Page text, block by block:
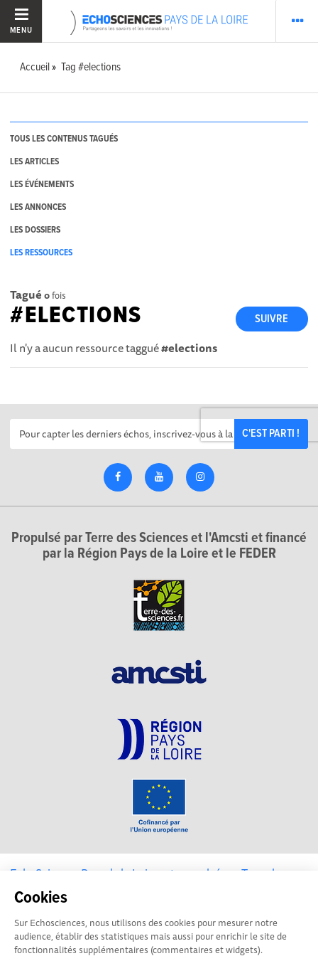
Cookies
Sur Echosciences, nous utilisons des cookies pour mesurer notre
audience, établir des statistiques mais aussi pour enrichir le site de
fonctionnalités supplémentaires (commentaires et widgets).
MENU
Accueil Tag #elections
TOUS LES CONTENUS TAGUÉS
LES ARTICLES
LES ÉVÉNEMENTS
LES ANNONCES
LES DOSSIERS
LES RESSOURCES
Tagué 0fois
SUIVRE
#ELECTIONS
Il n'y a aucun ressource taggué#elections
C'EST PARTI !
Propulsé par Terre des Sciences et l'Amcsti et financé
par la Région Pays de la Loire et le FEDER
EchoSciences Pays de la Loire est propulsé parTerre des
Sciences
Mentions légales|Politique de confidentialité|CGU
|Ligne éditoriale